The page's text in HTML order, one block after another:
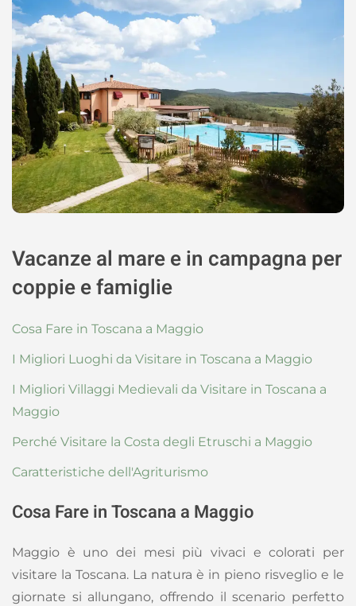
Vacanze al mare e in campagna per
coppie e famiglie
Cosa Fare in Toscana a Maggio
I Migliori Luoghi da Visitare in Toscana a Maggio
I Migliori Villaggi Medievali da Visitare in Toscana a
Maggio
Perché Visitare la Costa degli Etruschi a Maggio
Caratteristiche dell'Agriturismo
Cosa Fare in Toscana a Maggio
Maggio è uno dei mesi più vivaci e colorati per
visitare la Toscana. La natura è in pieno risveglio e le
giornate si allungano, offrendo il scenario perfetto